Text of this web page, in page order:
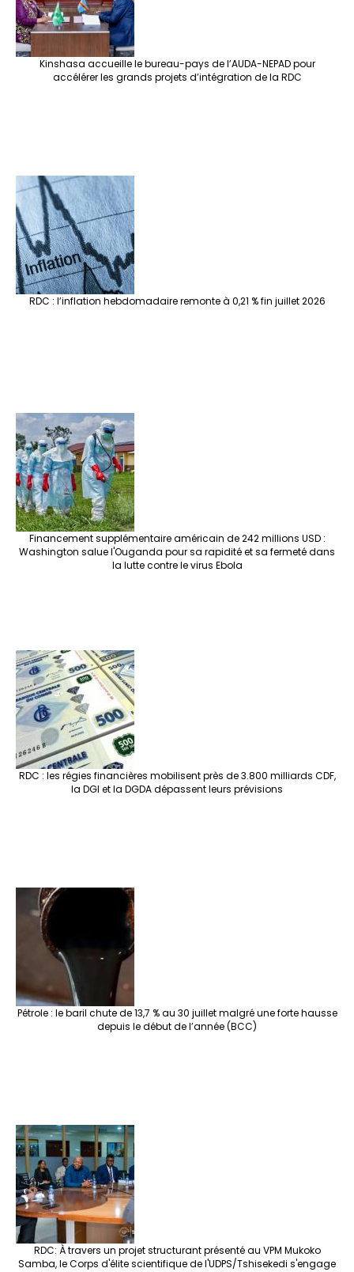
Kinshasa accueille le bureau-pays de l’AUDA-NEPAD pour
accélérer les grands projets d’intégration de la RDC
RDC : l’inflation hebdomadaire remonte à 0,21 % fin juillet 2026
Financement supplémentaire américain de 242 millions USD :
Washington salue l'Ouganda pour sa rapidité et sa fermeté dans
la lutte contre le virus Ebola
RDC : les régies financières mobilisent près de 3.800 milliards CDF,
la DGI et la DGDA dépassent leurs prévisions
Pétrole : le baril chute de 13,7 % au 30 juillet malgré une forte hausse
depuis le début de l’année (BCC)
RDC: À travers un projet structurant présenté au VPM Mukoko
Samba, le Corps d'élite scientifique de l'UDPS/Tshisekedi s'engage